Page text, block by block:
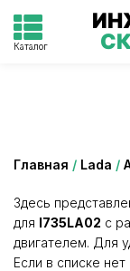
Каталог
Главная / Lada /
Здесь
для I735LA02 с
двигателем. Для
Если в списке